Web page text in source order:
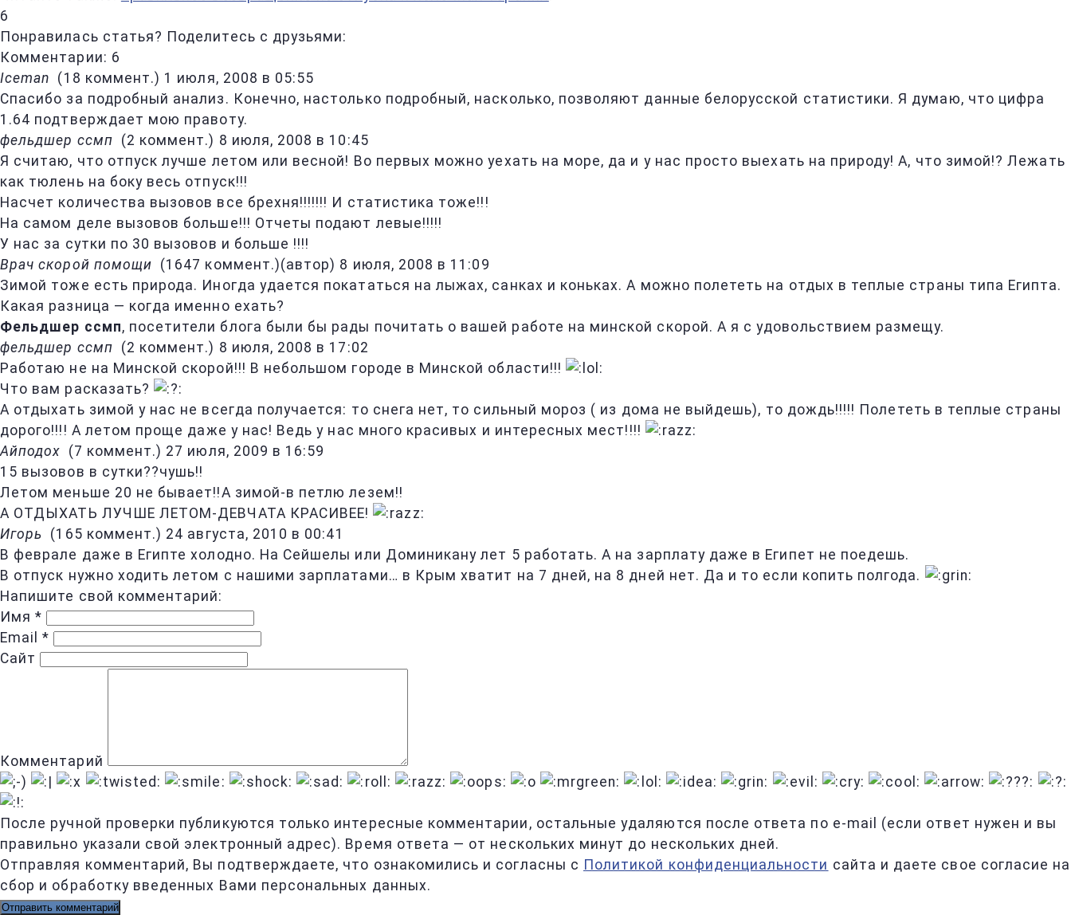
6
Понравилась статья? Поделитесь с друзьями:
Комментарии: 6
Iceman ( 18 коммент.) 1 июля, 2008 в 05:55
Спасибо за подробный анализ. Конечно, настолько подробный, насколько, позволяют данные белорусской статистики. Я думаю, что цифра
1.64 подтверждает мою правоту.
фельдшер ссмп (2 коммент.) 8 июля, 2008 в 10:45
Я считаю, что отпуск лучше летом или весной! Во первых можно уехать на море, да и у нас просто выехать на природу! А, что зимой!? Лежать
как тюлень на боку весь отпуск!!!
Насчет количества вызовов все брехня!!!!!!! И статистика тоже!!!
На самом деле вызовов больше!!! Отчеты подают левые!!!!!
У нас за сутки по 30 вызовов и больше !!!!
Врач скорой помощи (1647 коммент.)(автор) 8 июля, 2008 в 11:09
Зимой тоже есть природа. Иногда удается покататься на лыжах, санках и коньках. А можно полететь на отдых в теплые страны типа Египта.
Какая разница — когда именно ехать?
Фельдшер ссмп, посетители блога были бы рады почитать о вашей работе на минской скорой. А я с удовольствием размещу.
фельдшер ссмп (2 коммент.) 8 июля, 2008 в 17:02
Работаю не на Минской скорой!!! В небольшом городе в Минской области!!!
Что вам расказать?
А отдыхать зимой у нас не всегда получается: то снега нет, то сильный мороз ( из дома не выйдешь), то дождь!!!!! Полететь в теплые страны
дорого!!!! А летом проще даже у нас! Ведь у нас много красивых и интересных мест!!!!
Айподох (7 коммент.) 27 июля, 2009 в 16:59
15 вызовов в сутки??чушь!!
Летом меньше 20 не бывает!!А зимой-в петлю лезем!!
А ОТДЫХАТЬ ЛУЧШЕ ЛЕТОМ-ДЕВЧАТА КРАСИВЕЕ!
Игорь
(165 коммент.) 24 августа, 2010 в 00:41
В феврале даже в Египте холодно. На Сейшелы или Доминикану лет 5 работать. А на зарплату даже в Египет не поедешь.
В отпуск нужно ходить летом с нашими зарплатами… в Крым хватит на 7 дней, на 8 дней нет. Да и то если копить полгода.
Напишите свой комментарий:
Имя*
Email*
Сайт
Комментарий
После ручной проверки публикуются только интересные комментарии, остальные удаляются после ответа по e-mail (если ответ нужен и вы
правильно указали свой электронный адрес). Время ответа — от нескольких минут до нескольких дней.
Отправляя комментарий, Вы подтверждаете, что ознакомились и согласны с Политикой конфиденциальности сайта и даете свое согласие на
сбор и обработку введенных Вами персональных данных.